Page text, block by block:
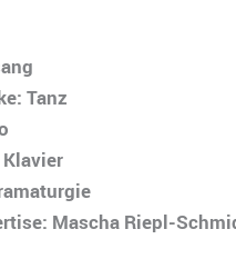
Tanz
Mascha Riepl-